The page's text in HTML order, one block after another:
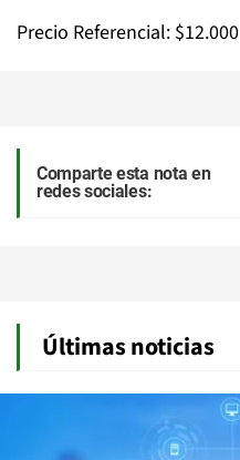
Precio Referencial: $12.000
Comparte esta nota en
redes sociales:
Últimas noticias